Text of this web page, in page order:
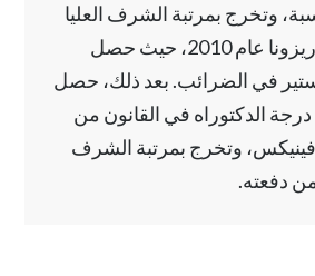
وتخرج بمرتبة الشرف العليا
من جامعة ولاية أريزونا عام 2010، حيث حصل
في الضرائب. بعد ذلك، حصل
الدكتوراه في القانون من
وتخرج بمرتبة الشرف